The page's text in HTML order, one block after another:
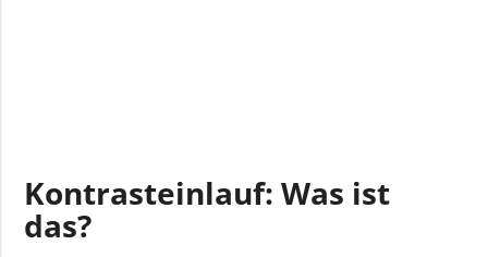
Kontrasteinlauf: Was ist
das?